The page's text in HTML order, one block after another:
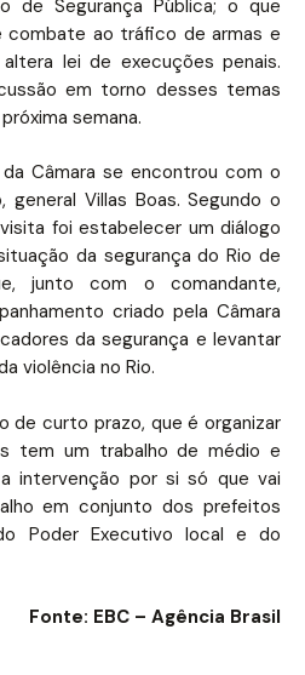
de Segurança Pública; o que
combate ao tráfico de armas e
lei de execuções penais.
em torno desses temas
semana.
Câmara se encontrou com o
general Villas Boas. Segundo o
foi estabelecer um diálogo
da segurança do Rio de
junto com o comandante,
criado pela Câmara
da segurança e levantar
violência no Rio.
de curto prazo, que é organizar
tem um trabalho de médio e
intervenção por si só que vai
em conjunto dos prefeitos
Poder Executivo local e do
Fonte: EBC – Agência Brasil